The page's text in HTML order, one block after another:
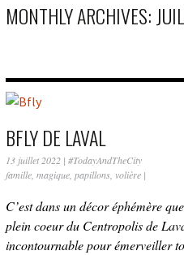
MONTHLY ARCHIVES:
BFLY DE LAVAL
13 juillet 2022 | #TodayAndTheCity
famille, magique, papillons, volière |
C’est dans un décor éphémère
plein coeur du Centropolis de
incontournable pour émerveiller